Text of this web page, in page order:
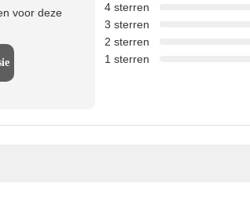
voor deze
4 sterren
3 sterren
2 sterren
1 sterren